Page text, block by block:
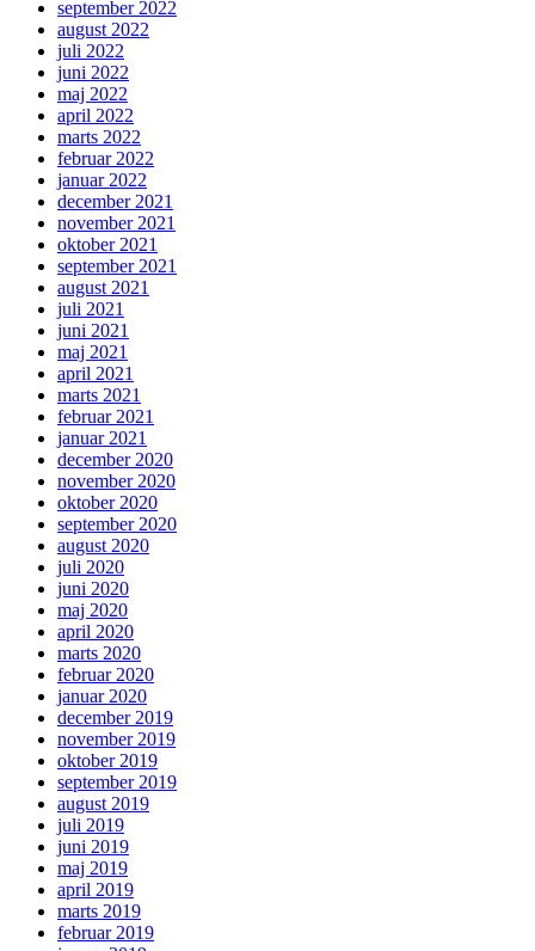
september 2022
august 2022
juli 2022
juni 2022
maj 2022
april 2022
marts 2022
februar 2022
januar 2022
december 2021
november 2021
oktober 2021
september 2021
august 2021
juli 2021
juni 2021
maj 2021
april 2021
marts 2021
februar 2021
januar 2021
december 2020
november 2020
oktober 2020
september 2020
august 2020
juli 2020
juni 2020
maj 2020
april 2020
marts 2020
februar 2020
januar 2020
december 2019
november 2019
oktober 2019
september 2019
august 2019
juli 2019
juni 2019
maj 2019
april 2019
marts 2019
februar 2019